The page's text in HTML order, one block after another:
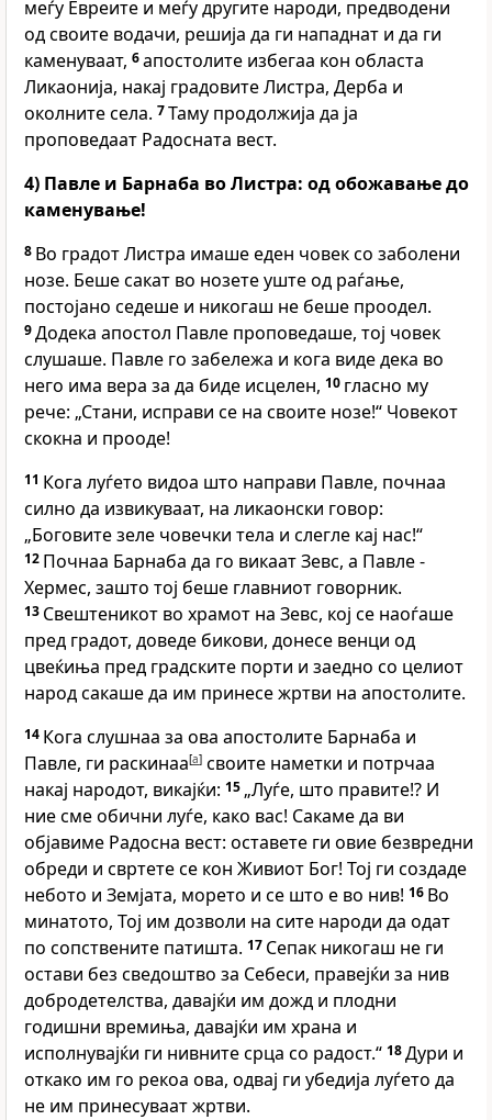
меѓу Евреите и меѓу другите народи, предводени
од своите водачи, решија да ги нападнат и да ги
каменуваат, 6апостолите избегаа кон областа
Ликаонија, накај градовите Листра, Дерба и
околните села. 7Таму продолжија да ја
проповедаат Радосната вест.
4) Павле и Барнаба во Листра: од обожавање до
каменување!
8 Во градот Листра имаше еден човек со заболени
нозе. Беше сакат во нозете уште од раѓање,
постојано седеше и никогаш не беше проодел.
9Додека апостол Павле проповедаше, тој човек
слушаше. Павле го забележа и кога виде дека во
него има вера за да биде исцелен, 10 гласно му
рече: „Стани, исправи се на своите нозе!“ Човекот
скокна и прооде!
11 Кога луѓето видоа што направи Павле, почнаа
силно да извикуваат, на ликаонски говор:
„Боговите зеле човечки тела и слегле кај нас!“
12 Почнаа Барнаба да го викаат Зевс, а Павле -
Хермес, зашто тој беше главниот говорник.
13 Свештеникот во храмот на Зевс, кој се наоѓаше
пред градот, доведе бикови, донесе венци од
цвеќиња пред градските порти и заедно со целиот
народ сакаше да им принесе жртви на апостолите.
14 Кога слушнаа за ова апостолите Барнаба и
Павле, ги раскинаа[a] своите наметки и потрчаа
накај народот, викајќи: 15 „Луѓе, што правите!? И
ние сме обични луѓе, како вас! Сакаме да ви
објавиме Радосна вест: оставете ги овие безвредни
обреди и свртете се кон Живиот Бог! Тој ги создаде
небото и Земјата, морето и се што е во нив! 16 Во
минатото, Тој им дозволи на сите народи да одат
по сопствените патишта. 17 Сепак никогаш не ги
остави без сведоштво за Себеси, правејќи за нив
добродетелства, давајќи им дожд и плодни
годишни времиња, давајќи им храна и
исполнувајќи ги нивните срца со радост.“ 18Дури и
откако им го рекоа ова, одвај ги убедија луѓето да
не им принесуваат жртви.